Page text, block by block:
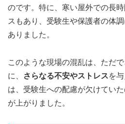
のです。特に、寒い屋外での長
スもあり、受験生や保護者の体
ありました。
このような現場の混乱は、ただ
に、
さらなる不安やストレスを
は、受験生への配慮が欠けてい
が上がりました。